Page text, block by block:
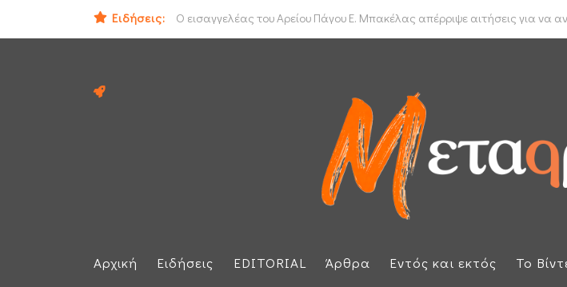
Ειδήσεις:
Ο εισαγγελέας του Αρείου Πάγου Ε. Μπακέλας απέρριψε αιτήσεις για να
ΟΟΣΑ: Στην τελευταία θέση η Ελλάδα για το πραγματικό διαθέσιμο
Αρχική Ειδήσεις EDITORIAL Άρθρα Εντός και εκτός Το